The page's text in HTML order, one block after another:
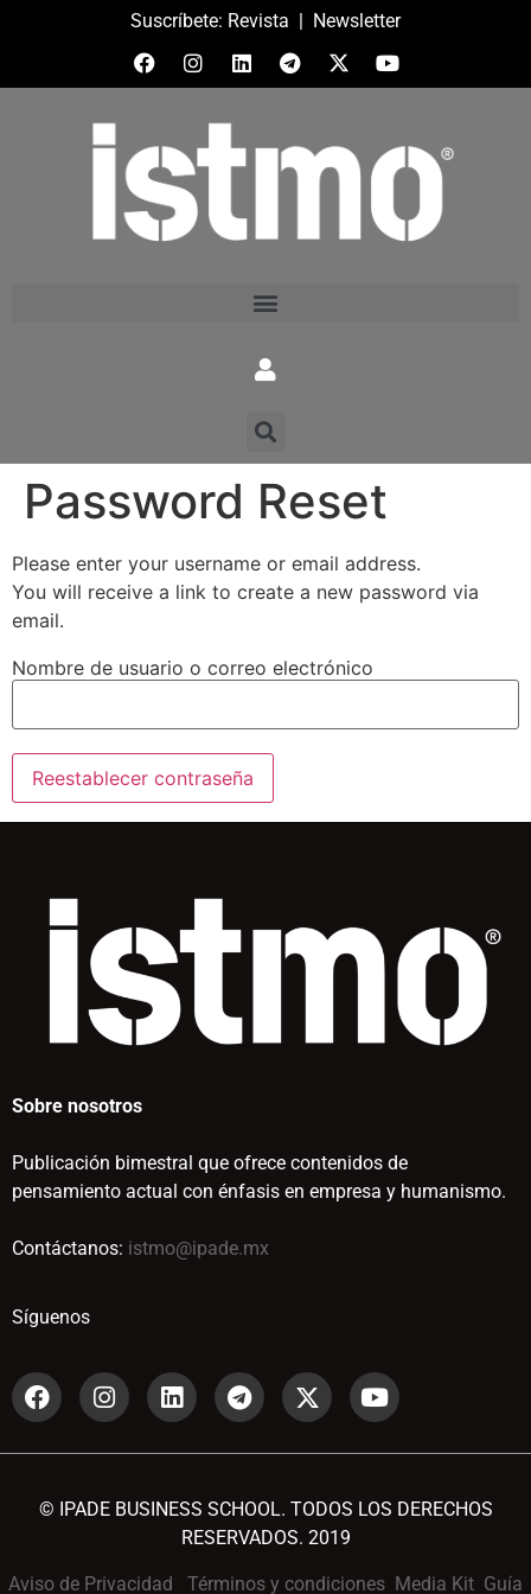
Suscríbete: Revista | Newsletter
Password Reset
Please enter your username or email address.
You will receive a link to create a new password via
email.
Nombre de usuario o correo electrónico
Sobre nosotros
Publicación bimestral que ofrece contenidos de
pensamiento actual con énfasis en empresa y humanismo.
Contáctanos: istmo@ipade.mx
Síguenos
© IPADE BUSINESS SCHOOL. TODOS LOS DERECHOS
RESERVADOS. 2019
Aviso de Privacidad Términos y condiciones Media Kit Guía